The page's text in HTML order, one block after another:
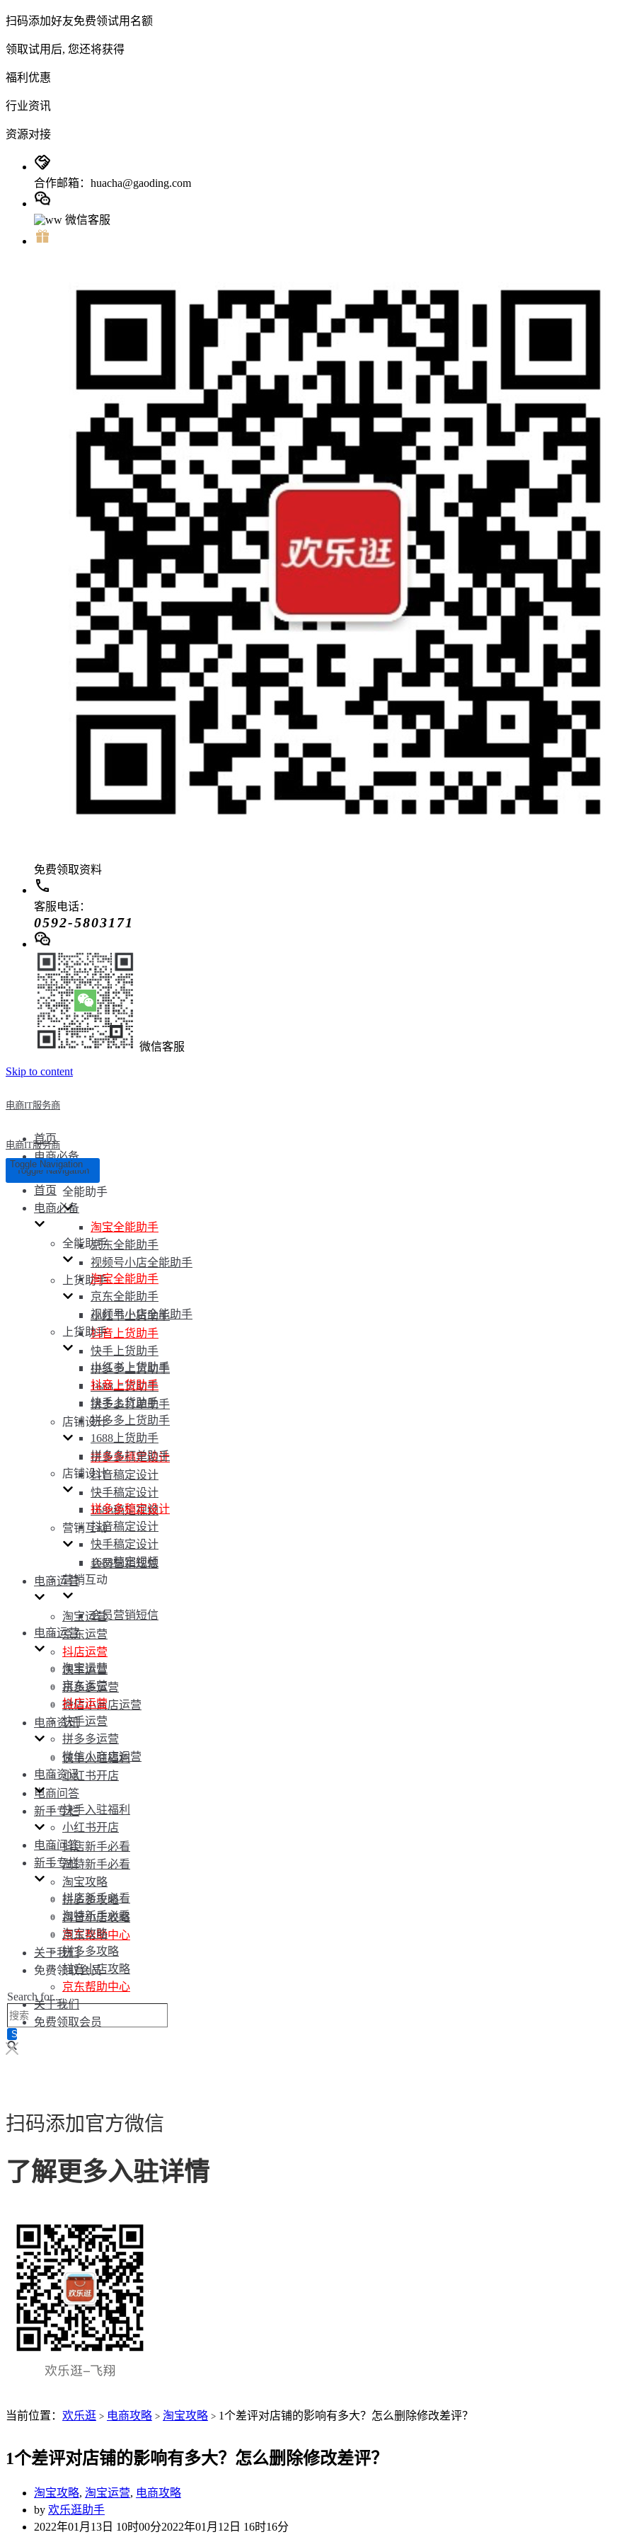
扫码添加好友免费领试用名额
领取试用后, 您还将获得
福利优惠
行业资讯
资源对接
合作邮箱：huacha@gaoding.com
微信客服
免费领取资料
客服电话：
0592-5803171
微信客服
Skip to content
电商IT服务商
首页
电商必备
全能助手
淘宝全能助手
京东全能助手
视频号小店全能助手
上货助手
小红书上货助手
抖音上货助手
快手上货助手
拼多多上货助手
1688上货助手
拼多多打单助手
店铺设计
拼多多稿定设计
抖音稿定设计
快手稿定设计
1688稿定视频
营销互动
会员营销短信
电商运营
淘宝运营
京东运营
抖店运营
快手运营
拼多多运营
微信小商店运营
电商资讯
快手入驻福利
小红书开店
电商问答
新手专栏
抖店新手必看
淘特新手必看
淘宝攻略
拼多多攻略
抖音小店攻略
京东帮助中心
关于我们
免费领取会员
Search for...
电商IT服务商
Toggle Navigation
Toggle Navigation
首页
电商必备
全能助手
淘宝全能助手
京东全能助手
视频号小店全能助手
上货助手
小红书上货助手
抖音上货助手
快手上货助手
拼多多上货助手
1688上货助手
拼多多打单助手
店铺设计
拼多多稿定设计
抖音稿定设计
快手稿定设计
1688稿定视频
营销互动
会员营销短信
电商运营
淘宝运营
京东运营
抖店运营
快手运营
拼多多运营
微信小商店运营
电商资讯
快手入驻福利
小红书开店
电商问答
新手专栏
抖店新手必看
淘特新手必看
淘宝攻略
拼多多攻略
抖音小店攻略
京东帮助中心
关于我们
免费领取会员
扫码添加官方微信
了解更多入驻详情
当前位置： 欢乐逛 > 电商攻略 > 淘宝攻略 > 1个差评对店铺的影响有多大？怎么删除修改差评？
1个差评对店铺的影响有多大？怎么删除修改差评？
淘宝攻略, 淘宝运营, 电商攻略
by 欢乐逛助手
2022年01月13日 10时00分2022年01月12日 16时16分